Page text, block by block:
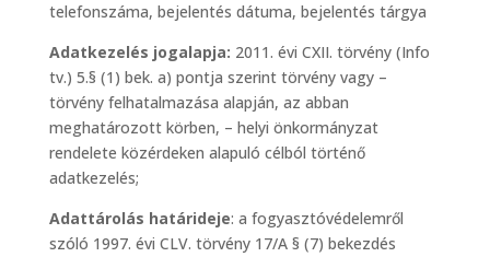
telefonszáma, bejelentés dátuma, bejelentés tárgya
Adatkezelés jogalapja: 2011. évi CXII. törvény (Info
tv.) 5.§ (1) bek. a) pontja szerint törvény vagy –
törvény felhatalmazása alapján, az abban
meghatározott körben, – helyi önkormányzat
rendelete közérdeken alapuló célból történő
adatkezelés;
Adattárolás határideje: a fogyasztóvédelemről
szóló 1997. évi CLV. törvény 17/A § (7) bekezdés